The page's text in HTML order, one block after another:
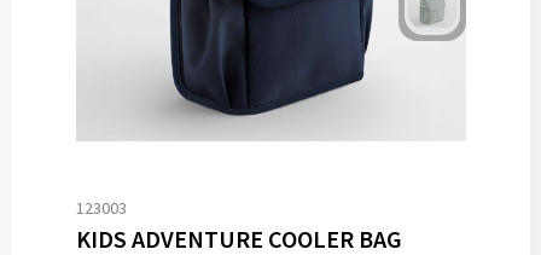
123003
KIDS ADVENTURE COOLER BAG